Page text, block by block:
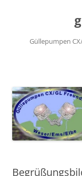
Güllepumpen